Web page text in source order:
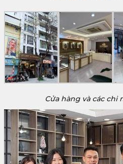
Cửa hàng và các chi